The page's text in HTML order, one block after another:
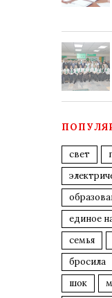
свет
единое
семья
бросила
шок